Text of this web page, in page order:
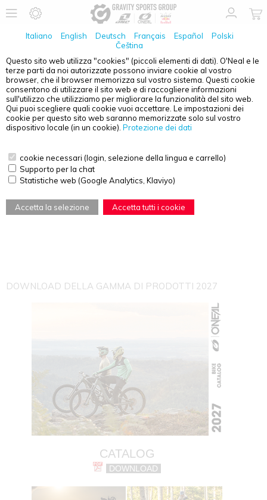
Italiano English Deutsch Français Español
Polski
Čeština
Questo sito web utilizza "cookies" (piccoli elementi di dati). O'Neal e le
terze parti da noi autorizzate possono inviare cookie al vostro
browser, che il browser memorizza sul vostro sistema. Questi cookie
consentono di utilizzare il sito web e di raccogliere informazioni
sull'utilizzo che utilizziamo per migliorare la funzionalità del sito web.
Qui puoi scegliere quali cookie vuoi accettare. Le impostazioni dei
cookie per questo sito web saranno memorizzate solo sul vostro
dispositivo locale (in un cookie). Protezione dei dati
cookie necessari (login, selezione della lingua e carrello)
Supporto per la chat
Statistiche web (Google Analytics, Klaviyo)
Accetta la selezione Accetta tutti i cookie
DOWNLOAD DELLA GAMMA DI PRODOTTI 2027
CATALOG
DOWNLOAD